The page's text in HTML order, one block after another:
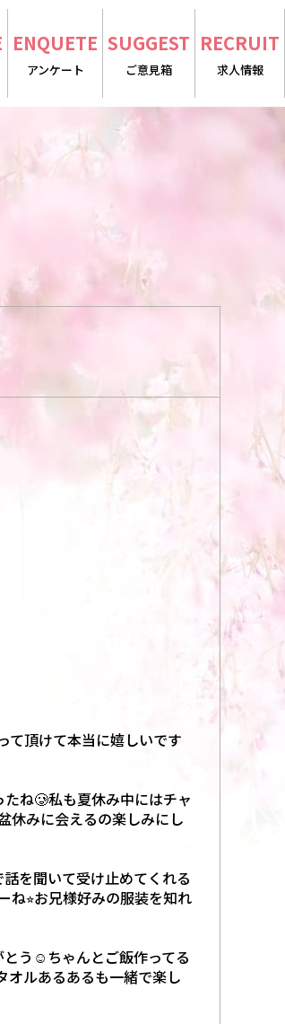
ENQUETE
アンケート
SUGGEST
ご意見箱
RECRUIT
求人情報
て頂けて本当に嬉しいです
ね🥲私も夏休み中にはチャ
休みに会えるの楽しみにし
を聞いて受け止めてくれる
⭐︎お兄様好みの服装を知れ
う☺️ちゃんとご飯作ってる
オルあるあるも一緒で楽し